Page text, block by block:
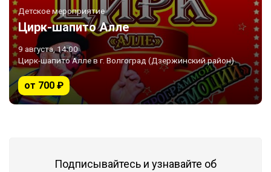
Детское мероприятие
Цирк-шапито Алле
9 августа, 14:00
Цирк-шапито Алле в г. Волгоград (Дзержинский район)
от 700 ₽
Подписывайтесь и узнавайте об